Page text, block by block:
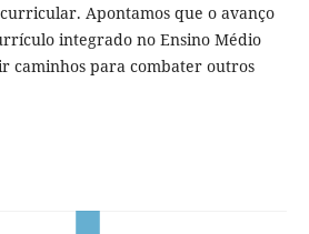
Apontamos que o avanço
integrado no Ensino Médio
caminhos para combater outros